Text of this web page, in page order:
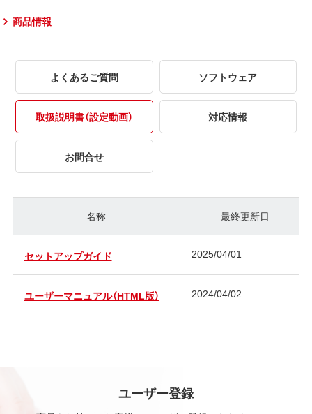
商品情報
よくあるご質問 ソフトウェア
取扱説明書（設定動画） 対応情報
お問合せ
名称 最終更新日
セットアップガイド 2025/04/01
ユーザーマニュアル（HTML版） 2024/04/02
ユーザー登録